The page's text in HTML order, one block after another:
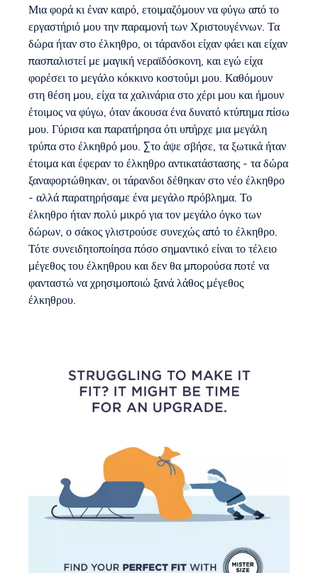
Μια φορά κι έναν καιρό, ετοιμαζόμουν να φύγω από το
εργαστήριό μου την παραμονή των Χριστουγέννων. Τα
δώρα ήταν στο έλκηθρο, οι τάρανδοι είχαν φάει και είχαν
πασπαλιστεί με μαγική νεραϊδόσκονη, και εγώ είχα
φορέσει το μεγάλο κόκκινο κοστούμι μου. Καθόμουν
στη θέση μου, είχα τα χαλινάρια στο χέρι μου και ήμουν
έτοιμος να φύγω, όταν άκουσα ένα δυνατό κτύπημα πίσω
μου. Γύρισα και παρατήρησα ότι υπήρχε μια μεγάλη
τρύπα στο έλκηθρό μου. Στο άψε σβήσε, τα ξωτικά ήταν
έτοιμα και έφεραν το έλκηθρο αντικατάστασης - τα δώρα
ξαναφορτώθηκαν, οι τάρανδοι δέθηκαν στο νέο έλκηθρο
- αλλά παρατηρήσαμε ένα μεγάλο πρόβλημα. Το
έλκηθρο ήταν πολύ μικρό για τον μεγάλο όγκο των
δώρων, ο σάκος γλιστρούσε συνεχώς από το έλκηθρο.
Τότε συνειδητοποίησα πόσο σημαντικό είναι το τέλειο
μέγεθος του έλκηθρου και δεν θα μπορούσα ποτέ να
φανταστώ να χρησιμοποιώ ξανά λάθος μέγεθος
έλκηθρου.